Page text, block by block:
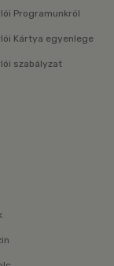
Programunkról
Kártya egyenlege
szabályzat